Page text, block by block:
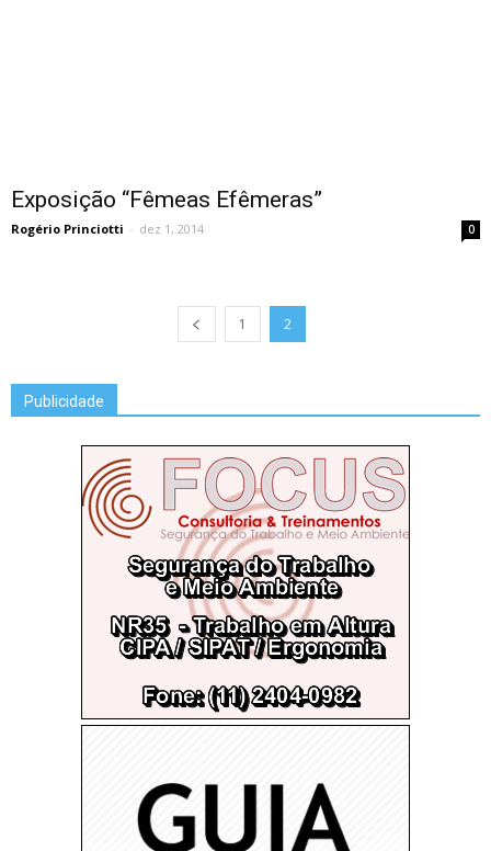
Exposição “Fêmeas Efêmeras”
Rogério Princiotti - dez 1, 2014 0
1 2
Publicidade